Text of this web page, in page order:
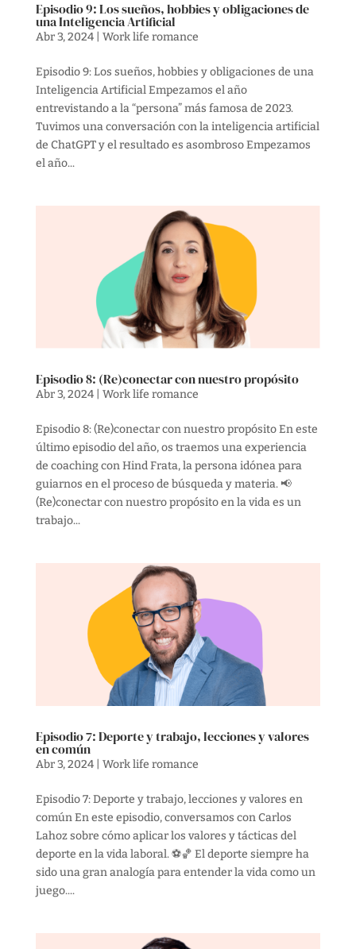
Episodio 9: Los sueños, hobbies y obligaciones de
una Inteligencia Artificial
Abr 3, 2024| Work life romance
Episodio 9: Los sueños, hobbies y obligaciones de una
Inteligencia Artificial Empezamos el año
entrevistando a la “persona” más famosa de 2023.
Tuvimos una conversación con la inteligencia artificial
de ChatGPT y el resultado es asombroso Empezamos
el año...
Episodio 8: (Re)conectar con nuestro propósito
Abr 3, 2024| Work life romance
Episodio 8: (Re)conectar con nuestro propósito En este
último episodio del año, os traemos una experiencia
de coaching con Hind Frata, la persona idónea para
guiarnos en el proceso de búsqueda y materia. 📢
(Re)conectar con nuestro propósito en la vida es un
trabajo...
Episodio 7: Deporte y trabajo, lecciones y valores
en común
Abr 3, 2024| Work life romance
Episodio 7: Deporte y trabajo, lecciones y valores en
común En este episodio, conversamos con Carlos
Lahoz sobre cómo aplicar los valores y tácticas del
deporte en la vida laboral. ⚽️🏀 El deporte siempre ha
sido una gran analogía para entender la vida como un
juego....